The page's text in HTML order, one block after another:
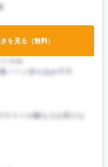
ノート持ち込み不可
テストが嫌な人は受けな
を見る（無料）